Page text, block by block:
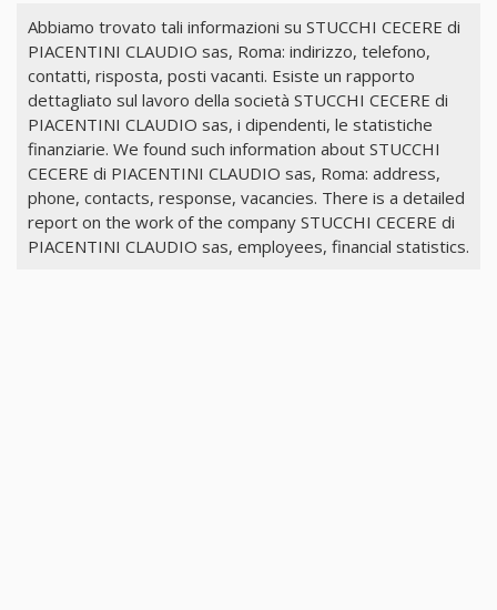
Abbiamo trovato tali informazioni su STUCCHI CECERE di
PIACENTINI CLAUDIO sas, Roma: indirizzo, telefono,
contatti, risposta, posti vacanti. Esiste un rapporto
dettagliato sul lavoro della società STUCCHI CECERE di
PIACENTINI CLAUDIO sas, i dipendenti, le statistiche
finanziarie. We found such information about STUCCHI
CECERE di PIACENTINI CLAUDIO sas, Roma: address,
phone, contacts, response, vacancies. There is a detailed
report on the work of the company STUCCHI CECERE di
PIACENTINI CLAUDIO sas, employees, financial statistics.